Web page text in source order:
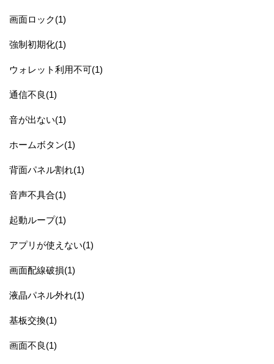
画面ロック(1)
強制初期化(1)
ウォレット利用不可(1)
通信不良(1)
音が出ない(1)
ホームボタン(1)
背面パネル割れ(1)
音声不具合(1)
起動ループ(1)
アプリが使えない(1)
画面配線破損(1)
液晶パネル外れ(1)
基板交換(1)
画面不良(1)